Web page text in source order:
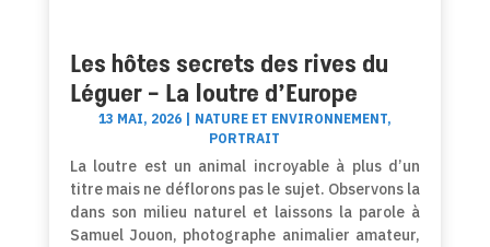
Les hôtes secrets des rives du
Léguer – La loutre d’Europe
13 MAI, 2026| NATURE ET ENVIRONNEMENT,
PORTRAIT
La loutre est un animal incroyable à plus d’un
titre mais ne déflorons pas le sujet. Observons la
dans son milieu naturel et laissons la parole à
Samuel Jouon, photographe animalier amateur,